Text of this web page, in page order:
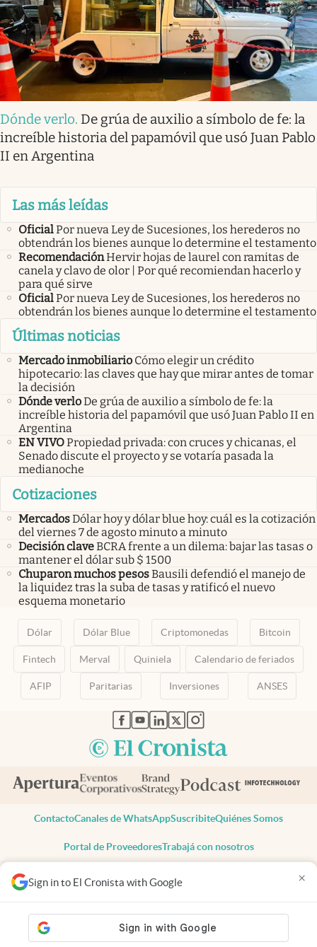
Sign in to El Cronista with Google ×
Dónde verlo. De grúa de auxilio a símbolo de fe: la
increíble historia del papamóvil que usó Juan Pablo
II en Argentina
Las más leídas
OficialPor nueva Ley de Sucesiones, los herederos no
obtendrán los bienes aunque lo determine el testamento
RecomendaciónHervir hojas de laurel con ramitas de
canela y clavo de olor | Por qué recomiendan hacerlo y
para qué sirve
OficialPor nueva Ley de Sucesiones, los herederos no
obtendrán los bienes aunque lo determine el testamento
Últimas noticias
Mercado inmobiliario Cómo elegir un crédito
hipotecario: las claves que hay que mirar antes de tomar
la decisión
Dónde verloDe grúa de auxilio a símbolo de fe: la
increíble historia del papamóvil que usó Juan Pablo II en
Argentina
EN VIVOPropiedad privada: con cruces y chicanas, el
Senado discute el proyecto y se votaría pasada la
medianoche
Cotizaciones
MercadosDólar hoy y dólar blue hoy: cuál es la cotización
del viernes 7 de agosto minuto a minuto
Decisión claveBCRA frente a un dilema: bajar las tasas o
mantener el dólar sub $ 1500
Chuparon muchos pesosBausili defendió el manejo de
la liquidez tras la suba de tasas y ratificó el nuevo
esquema monetario
Dólar Dólar Blue Criptomonedas Bitcoin
Fintech Merval Quiniela Calendario de feriados
AFIP Paritarias Inversiones ANSES
abre en nueva pestaña
abre en nueva pestaña
abre en nueva pestaña
abre en nueva pestaña
abre en nueva pestaña
ContactoCanales de WhatsAppSuscribiteQuiénes Somos
Portal de ProveedoresTrabajá con nosotros
Todos los derechos reservados
Privacidad
Consentimiento
Tel:+54 11 7078-3270